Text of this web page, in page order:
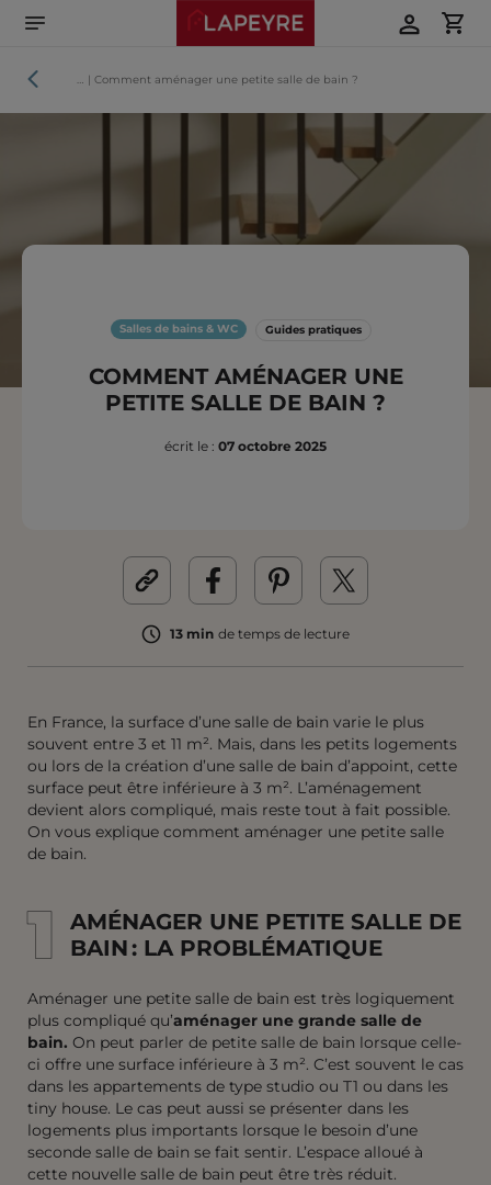
directement
contenu
Guides
pratiques
| Comment aménager une petite salle de bain ?
Salles de bains & WC Guides pratiques
COMMENT AMÉNAGER UNE
PETITE SALLE DE BAIN ?
écrit le : 07 octobre 2025
13 min de temps de lecture
En France, la surface d’une salle de bain varie le plus
souvent entre 3 et 11 m². Mais, dans les petits logements
ou lors de la création d’une salle de bain d’appoint, cette
surface peut être inférieure à 3 m². L’aménagement
devient alors compliqué, mais reste tout à fait possible.
On vous explique comment aménager une petite salle
de bain.
1
1
AMÉNAGER UNE PETITE SALLE DE
BAIN : LA PROBLÉMATIQUE
Aménager une petite salle de bain est très logiquement
plus compliqué qu’aménager une grande salle de
bain. On peut parler de petite salle de bain lorsque celle-
ci offre une surface inférieure à 3 m². C’est souvent le cas
dans les appartements de type studio ou T1 ou dans les
tiny house. Le cas peut aussi se présenter dans les
logements plus importants lorsque le besoin d’une
seconde salle de bain se fait sentir. L’espace alloué à
cette nouvelle salle de bain peut être très réduit.